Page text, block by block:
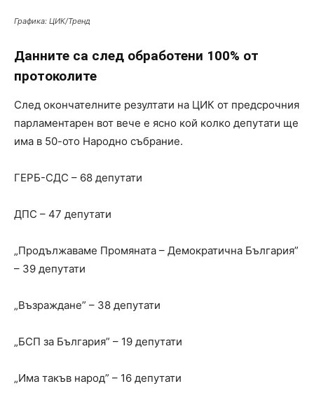
Графика: ЦИК/Тренд
Данните са след обработени 100% от
протоколите
След окончателните резултати на ЦИК от предсрочния
парламентарен вот вече е ясно кой колко депутати ще
има в 50-ото Народно събрание.
ГЕРБ-СДС – 68 депутати
ДПС – 47 депутати
„Продължаваме Промяната – Демократична България”
– 39 депутати
„Възраждане” – 38 депутати
„БСП за България” – 19 депутати
„Има такъв народ” – 16 депутати